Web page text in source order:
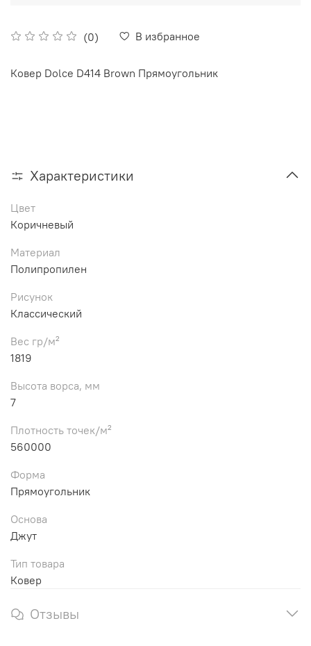
(0) В избранное
Ковер Dolce D414 Brown Прямоугольник
Характеристики
Цвет
Коричневый
Материал
Полипропилен
Рисунок
Классический
Вес гр/м²
1819
Высота ворса, мм
7
Плотность точек/м²
560000
Форма
Прямоугольник
Основа
Джут
Тип товара
Ковер
Отзывы